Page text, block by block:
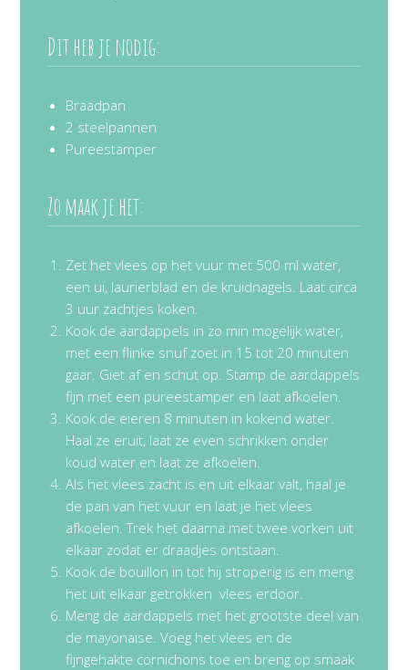
Dit heb je nodig:
Braadpan
2 steelpannen
Pureestamper
Zo maak je het:
Zet het vlees op het vuur met 500 ml water,
een ui, laurierblad en de kruidnagels. Laat circa
3 uur zachtjes koken.
Kook de aardappels in zo min mogelijk water,
met een flinke snuf zoet in 15 tot 20 minuten
gaar. Giet af en schut op. Stamp de aardappels
fijn met een pureestamper en laat afkoelen.
Kook de eieren 8 minuten in kokend water.
Haal ze eruit, laat ze even schrikken onder
koud water en laat ze afkoelen.
Als het vlees zacht is en uit elkaar valt, haal je
de pan van het vuur en laat je het vlees
afkoelen. Trek het daarna met twee vorken uit
elkaar zodat er draadjes ontstaan.
Kook de bouillon in tot hij stroperig is en meng
het uit elkaar getrokken vlees erdoor.
Meng de aardappels met het grootste deel van
de mayonaise. Voeg het vlees en de
fijngehakte cornichons toe en breng op smaak